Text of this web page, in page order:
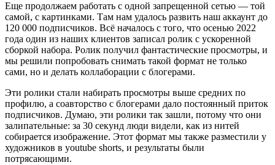
Еще продолжаем работать с одной запрещенной сетью — той
самой, с картинками. Там нам удалось развить наш аккаунт до
120 000 подписчиков. Всё началось с того, что осенью 2022
года один из наших клиентов записал ролик с ускоренной
сборкой набора. Ролик получил фантастические просмотры, и
мы решили попробовать снимать такой формат не только
сами, но и делать коллаборации с блогерами.
Эти ролики стали набирать просмотры выше средних по
профилю, а соавторство с блогерами дало постоянный приток
подписчиков. Думаю, эти ролики так зашли, потому что они
залипательные: за 30 секунд люди видели, как из нитей
собирается изображение. Этот формат мы также разместили у
художников в youtube shorts, и результаты были
потрясающими.